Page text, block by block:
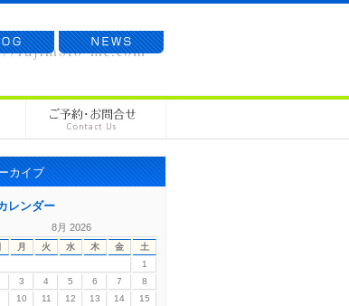
カイブ
レンダー
8月 2026
月 火 水 木 金 土
1
3 4 5 6 7
8
10 11 12 13 14
15